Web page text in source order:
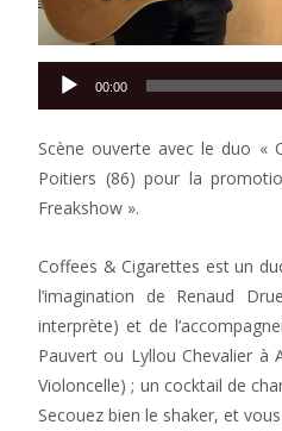
Lecteur
audio
00:00
Scène ouverte avec le duo «
Poitiers (86) pour la
Freakshow ».
Coffees & Cigarettes est un
l’imagination de Renaud
interprète) et de
Pauvert ou Lyllou Chevalier à
Violoncelle) ; un cocktail de
Secouez bien le shaker, et vous